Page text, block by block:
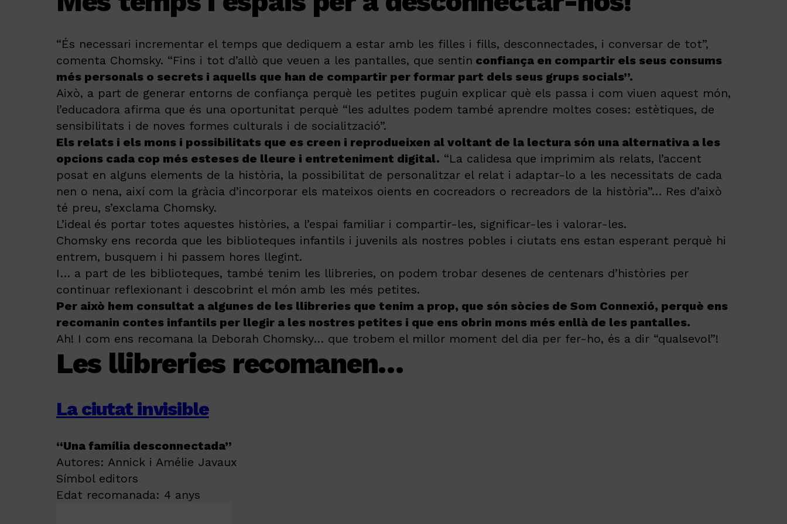
“És necessari incrementar el temps que dediquem a estar amb les filles i fills, desconnectades, i conversar de tot”,
comenta Chomsky. “Fins i tot d’allò que veuen a les pantalles, que sentin confiança en compartir els seus consums
més personals o secrets i aquells que han de compartir per formar part dels seus grups socials”.
Això, a part de generar entorns de confiança perquè les petites puguin explicar què els passa i com viuen aquest món,
l’educadora afirma que és una oportunitat perquè “les adultes podem també aprendre moltes coses: estètiques, de
sensibilitats i de noves formes culturals i de socialització”.
Els relats i els mons i possibilitats que es creen i reprodueixen al voltant de la lectura són una alternativa a les
opcions cada cop més esteses de lleure i entreteniment digital. “La calidesa que imprimim als relats, l’accent
posat en alguns elements de la història, la possibilitat de personalitzar el relat i adaptar-lo a les necessitats de cada
nen o nena, així com la gràcia d’incorporar els mateixos oients en cocreadors o recreadors de la història”… Res d’això
té preu, s’exclama Chomsky.
L’ideal és portar totes aquestes històries, a l’espai familiar i compartir-les, significar-les i valorar-les.
Chomsky ens recorda que les biblioteques infantils i juvenils als nostres pobles i ciutats ens estan esperant perquè hi
entrem, busquem i hi passem hores llegint.
I… a part de les biblioteques, també tenim les llibreries, on podem trobar desenes de centenars d’històries per
continuar reflexionant i descobrint el món amb les més petites.
Per això hem consultat a algunes de les llibreries que tenim a prop, que són sòcies de Som Connexió, perquè ens
recomanin contes infantils per llegir a les nostres petites i que ens obrin mons més enllà de les pantalles.
Ah! I com ens recomana la Deborah Chomsky… que trobem el millor moment del dia per fer-ho, és a dir “qualsevol”!
Les llibreries recomanen…
La ciutat invisible
“Una família desconnectada”
Autores: Annick i Amélie Javaux
Símbol editors
Edat recomanada: 4 anys